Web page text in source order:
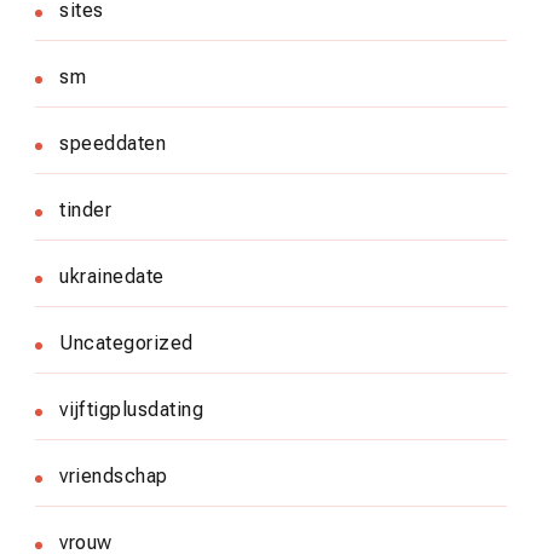
sites
sm
speeddaten
tinder
ukrainedate
Uncategorized
vijftigplusdating
vriendschap
vrouw